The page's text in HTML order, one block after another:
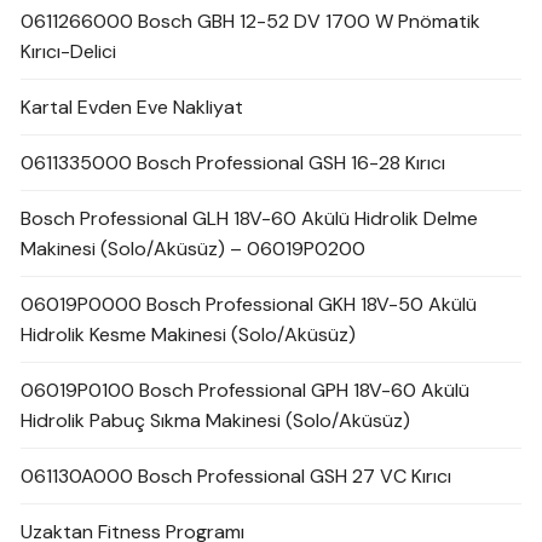
0611266000 Bosch GBH 12-52 DV 1700 W Pnömatik
Kırıcı-Delici
Kartal Evden Eve Nakliyat
0611335000 Bosch Professional GSH 16-28 Kırıcı
Bosch Professional GLH 18V-60 Akülü Hidrolik Delme
Makinesi (Solo/Aküsüz) – 06019P0200
06019P0000 Bosch Professional GKH 18V-50 Akülü
Hidrolik Kesme Makinesi (Solo/Aküsüz)
06019P0100 Bosch Professional GPH 18V-60 Akülü
Hidrolik Pabuç Sıkma Makinesi (Solo/Aküsüz)
061130A000 Bosch Professional GSH 27 VC Kırıcı
Uzaktan Fitness Programı